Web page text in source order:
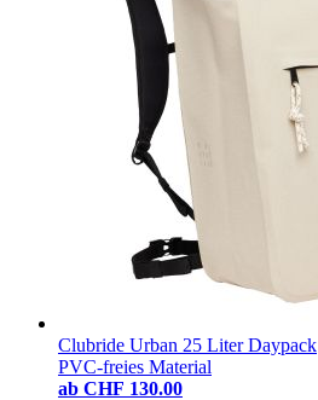
Clubride Urban 25 Liter Daypack
PVC-freies Material
ab CHF 130.00